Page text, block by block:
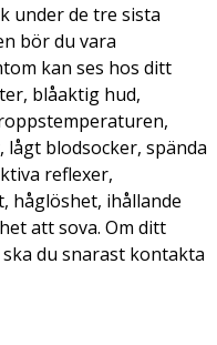
under de tre sista
bör du vara
kan ses hos ditt
blåaktig hud,
blodsocker, spända
reflexer,
håglöshet, ihållande
att sova. Om ditt
du snarast kontakta